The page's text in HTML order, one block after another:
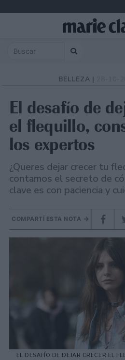
BELLEZA |
El desafío de
el flequillo,
los expertos
¿Queres dejar crecer tu
contamos el secreto de
clave es con paciencia y
COMPARTÍ ESTA NOTA
EL DESAFÍO DE DEJAR CRECER EL